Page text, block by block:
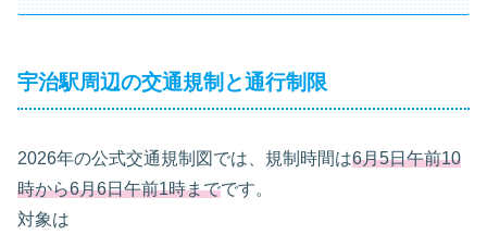
宇治駅周辺の交通規制と通行制限
2026年の公式交通規制図では、規制時間は6月5日午前10
時から6月6日午前1時までです。
対象は